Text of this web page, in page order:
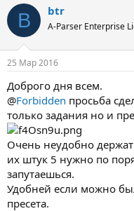
т
о
т
е
м
ы
т
н
ч
а
л
а
B btr
A-Parser Enterprise
25 Мар 2016
Доброго дня всем.
@Forbidden просьба
только задания но и
Очень неудобно
их штук 5 нужно по
запутаешься.
Удобней если можно
пресета.